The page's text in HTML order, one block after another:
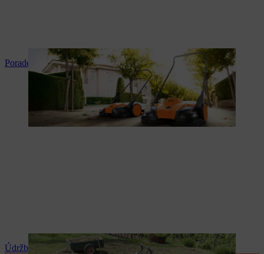
Poradenství a instrukce k produktům
Údržba a opravy